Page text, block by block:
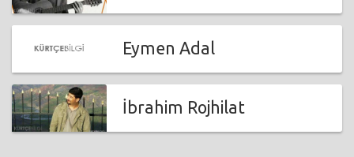
Eymen Adal
İbrahim Rojhilat